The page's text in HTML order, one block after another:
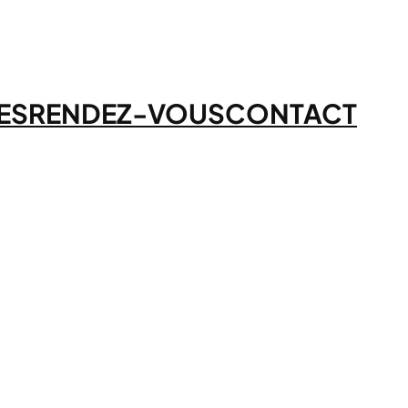
RENDEZ-VOUSCONTACT